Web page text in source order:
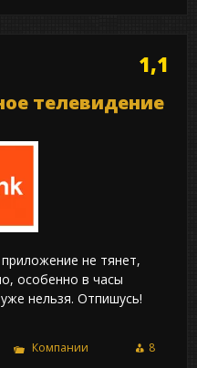
1,1
телевидение
не тянет,
особенно в часы
нельзя. Отпишусь!
Компании 8